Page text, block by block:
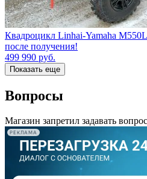
Квадроцикл Linhai-Yamaha
после получения!
499 990 руб.
Показать еще
Вопросы
Магазин запретил задавать
РЕКЛАМА